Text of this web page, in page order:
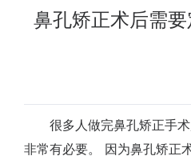
鼻孔矫正术后需
很多人做完鼻孔矫正手术
非常有必要。 因为鼻孔矫正